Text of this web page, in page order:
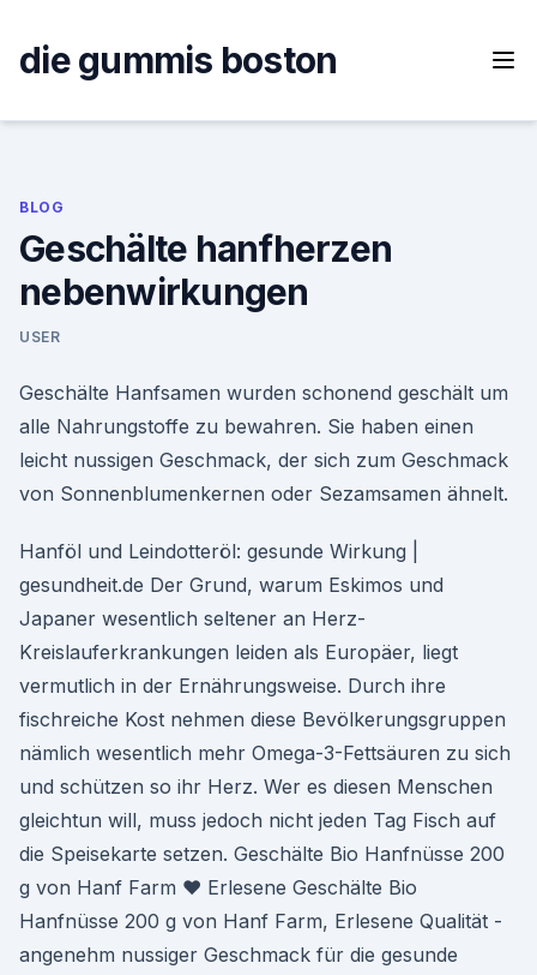
content
die gummis boston
BLOG
Geschälte hanfherzen
nebenwirkungen
USER
Geschälte Hanfsamen wurden schonend geschält um
alle Nahrungstoffe zu bewahren. Sie haben einen
leicht nussigen Geschmack, der sich zum Geschmack
von Sonnenblumenkernen oder Sezamsamen ähnelt.
Hanföl und Leindotteröl: gesunde Wirkung |
gesundheit.de Der Grund, warum Eskimos und
Japaner wesentlich seltener an Herz-
Kreislauferkrankungen leiden als Europäer, liegt
vermutlich in der Ernährungsweise. Durch ihre
fischreiche Kost nehmen diese Bevölkerungsgruppen
nämlich wesentlich mehr Omega-3-Fettsäuren zu sich
und schützen so ihr Herz. Wer es diesen Menschen
gleichtun will, muss jedoch nicht jeden Tag Fisch auf
die Speisekarte setzen. Geschälte Bio Hanfnüsse 200
g von Hanf Farm ♥ Erlesene Geschälte Bio
Hanfnüsse 200 g von Hanf Farm, Erlesene Qualität -
angenehm nussiger Geschmack für die gesunde